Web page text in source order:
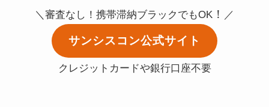
＼審査なし！携帯滞納ブラックでもOK ！ ／
サンシスコン公式サイト
クレジットカードや銀行口座不要